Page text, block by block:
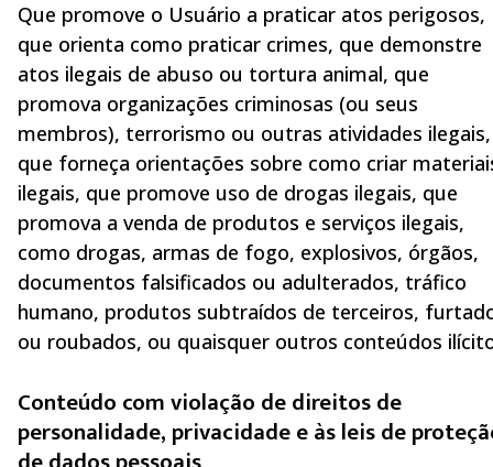
Que promove o Usuário a praticar atos perigosos,
que orienta como praticar crimes, que demonstre
atos ilegais de abuso ou tortura animal, que
promova organizações criminosas (ou seus
membros), terrorismo ou outras atividades ilegais,
que forneça orientações sobre como criar
ilegais, que promove uso de drogas ilegais, que
promova a venda de produtos e serviços ilegais,
como drogas, armas de fogo, explosivos, órgãos,
documentos falsificados ou adulterados, tráfico
humano, produtos subtraídos de terceiros,
ou roubados, ou quaisquer outros conteúdos
Conteúdo com violação de direitos de
personalidade, privacidade e às leis de